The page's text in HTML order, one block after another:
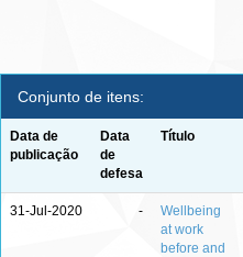
Conjunto de itens:
Data de
publicação
Data
de
defesa
Título
31-Jul-2020 -
Wellbeing
at work
before and